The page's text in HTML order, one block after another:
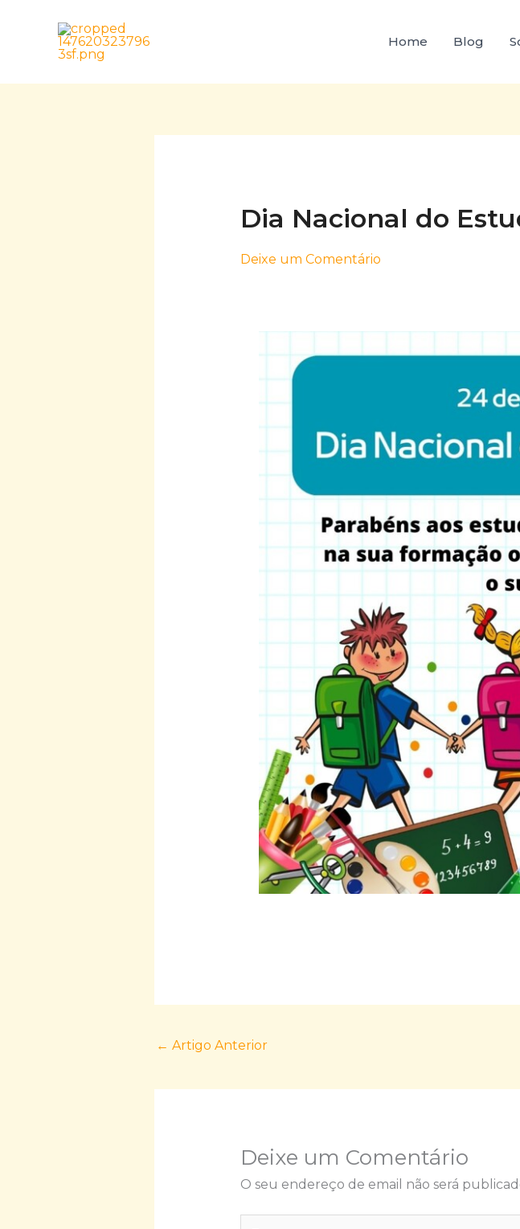
Home Blog
Dia Nacional do
Deixe um Comentário
← Artigo Anterior
Deixe um Comentário
O seu endereço de email não será